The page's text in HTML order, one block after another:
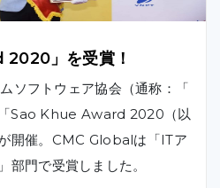
」を受賞！
ソフトウェア協会（通称：「
Sao Khue Award 2020（以
開催。CMC Globalは「ITア
部門で受賞しました。